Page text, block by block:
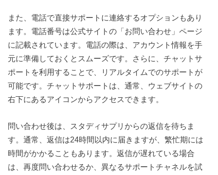
また、電話で直接サポートに連絡するオプションもあり
ます。電話番号は公式サイトの「お問い合わせ」ページ
に記載されています。電話の際は、アカウント情報を手
元に準備しておくとスムーズです。さらに、チャットサ
ポートを利用することで、リアルタイムでのサポートが
可能です。チャットサポートは、通常、ウェブサイトの
右下にあるアイコンからアクセスできます。
問い合わせ後は、スタディサプリからの返信を待ちま
す。通常、返信は24時間以内に届きますが、繁忙期には
時間がかかることもあります。返信が遅れている場合
は、再度問い合わせるか、異なるサポートチャネルを試